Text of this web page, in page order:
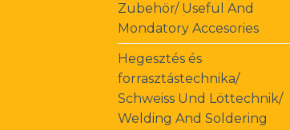
Zubehör/ Useful And
Mondatory Accesories
Hegesztés és
forrasztástechnika/
Schweiss Und Löttechnik/
Welding And Soldering